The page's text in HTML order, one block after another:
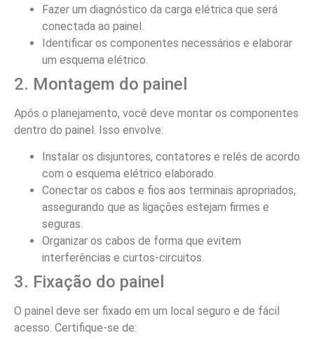
Fazer um diagnóstico da carga elétrica que será
conectada ao painel.
Identificar os componentes necessários e elaborar
um esquema elétrico.
2. Montagem do painel
Após o planejamento, você deve montar os componentes
dentro do painel. Isso envolve:
Instalar os disjuntores, contatores e relés de acordo
com o esquema elétrico elaborado.
Conectar os cabos e fios aos terminais apropriados,
assegurando que as ligações estejam firmes e
seguras.
Organizar os cabos de forma que evitem
interferências e curtos-circuitos.
3. Fixação do painel
O painel deve ser fixado em um local seguro e de fácil
acesso. Certifique-se de: